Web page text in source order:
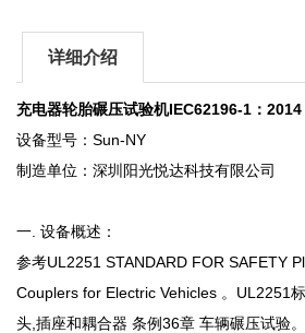
详细介绍
充电器轮胎碾压试验机IEC62196-1：2014
设备型号：Sun-NY
制造单位：深圳阳光悦达科技有限公司
一. 设备概述：
参考UL2251 STANDARD FOR SAFETY
Couplers for Electric Vehicles 。UL2251
头,插座和耦合器 条例36章 车辆碾压试验。